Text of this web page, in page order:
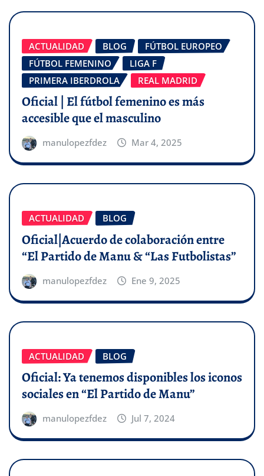
ACTUALIDAD BLOG
FÚTBOL EUROPEO
FÚTBOL FEMENINO
LIGA F
PRIMERA IBERDROLA
REAL MADRID
Oficial | El fútbol femenino es más
accesible que el masculino
manulopezfdez Mar 4, 2025
ACTUALIDAD BLOG
Oficial|Acuerdo de colaboración entre
“El Partido de Manu & “Las Futbolistas”
manulopezfdez Ene 9, 2025
ACTUALIDAD BLOG
Oficial: Ya tenemos disponibles los iconos
sociales en “El Partido de Manu”
manulopezfdez Jul 7, 2024